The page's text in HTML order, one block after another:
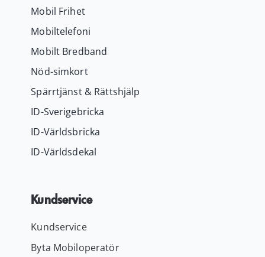
Mobil Frihet
Mobiltelefoni
Mobilt Bredband
Nöd-simkort
Spärrtjänst & Rättshjälp
ID-Sverigebricka
ID-Världsbricka
ID-Världsdekal
Kundservice
Kundservice
Byta Mobiloperatör